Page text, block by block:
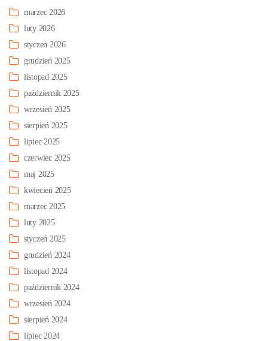
marzec 2026
luty 2026
styczeń 2026
grudzień 2025
listopad 2025
październik 2025
wrzesień 2025
sierpień 2025
lipiec 2025
czerwiec 2025
maj 2025
kwiecień 2025
marzec 2025
luty 2025
styczeń 2025
grudzień 2024
listopad 2024
październik 2024
wrzesień 2024
sierpień 2024
lipiec 2024